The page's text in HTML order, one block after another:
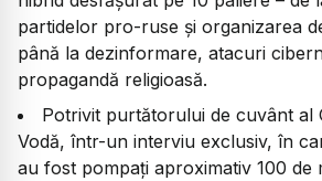
partidelor pro-ruse și organizarea
până la dezinformare, atacuri
propagandă religioasă.
Potrivit purtătorului de cuvânt al
Vodă, într-un interviu exclusiv, în
au fost pompați aproximativ 100 de